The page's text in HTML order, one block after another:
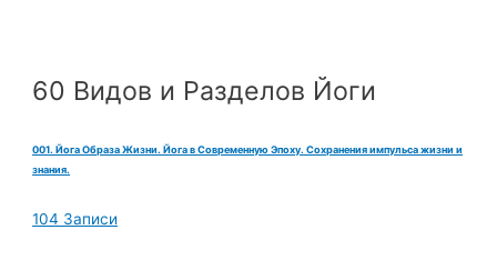
60 Видов и Разделов Йоги
001. Йога Образа Жизни. Йога в Современную Эпоху. Сохранения импульса жизни и
знания.
104 Записи